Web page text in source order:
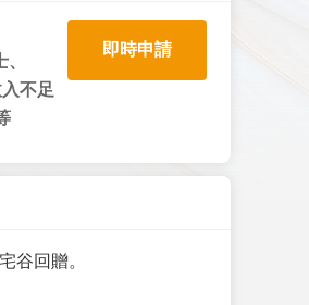
不足
即時申請
谷回贈。